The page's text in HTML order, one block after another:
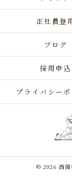
正社員登
ブログ
採用申込
プライバシー
© 2026 西